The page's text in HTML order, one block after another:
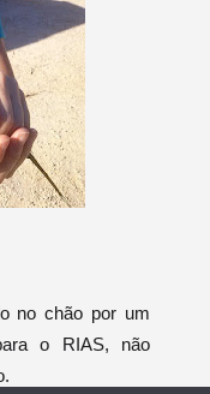
no chão por um
o RIAS, não